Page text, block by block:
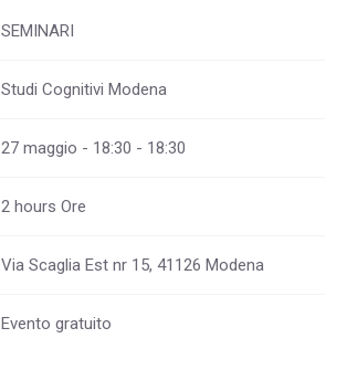
SEMINARI
Studi Cognitivi Modena
27 maggio - 18:30 - 18:30
2 hours Ore
Via Scaglia Est nr 15, 41126 Modena
Evento gratuito